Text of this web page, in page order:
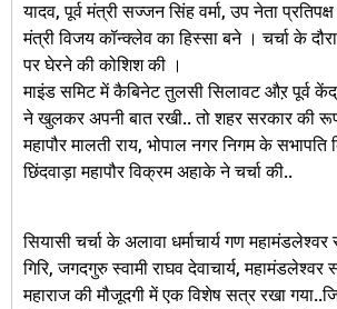
यादव, पूर्व मंत्री सज्जन सिंह वर्मा, उप नेता
मंत्री विजय कॉन्क्लेव का हिस्सा बने । चर्चा के
पर घेरने की कोशिश की ।
माइंड समिट में कैबिनेट तुलसी सिलावट औऱ पूर्व
ने खुलकर अपनी बात रखी.. तो शहर सरकार की
महापौर मालती राय, भोपाल नगर निगम के
छिंदवाड़ा महापौर विक्रम अहाके ने चर्चा की..
सियासी चर्चा के अलावा धर्माचार्य गण
गिरि, जगदगुरु स्वामी राघव देवाचार्य, महामंडलेश्वर
महाराज की मौजूदगी में एक विशेष सत्र रखा